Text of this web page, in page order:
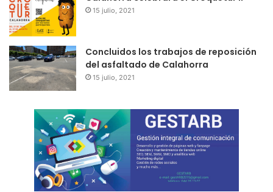
15 julio, 2021
Concluidos los trabajos de reposición
del asfaltado de Calahorra
15 julio, 2021